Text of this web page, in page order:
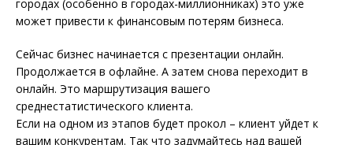
городах (особенно в городах-миллионниках) это уже
может привести к финансовым потерям бизнеса.
Сейчас бизнес начинается с презентации онлайн.
Продолжается в офлайне. А затем снова переходит в
онлайн. Это маршрутизация вашего
среднестатистического клиента.
Если на одном из этапов будет прокол – клиент уйдет к
вашим конкурентам. Так что задумайтесь над вашей